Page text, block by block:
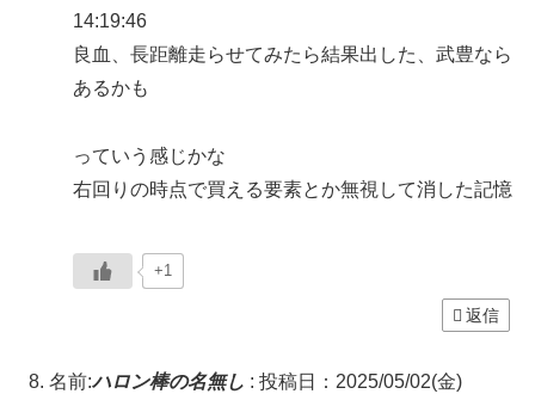
14:19:46
良血、長距離走らせてみたら結果出した、武豊なら
あるかも
っていう感じかな
右回りの時点で買える要素とか無視して消した記憶
+1
返信
名前:ハロン棒の名無し : 投稿日：2025/05/02(金)